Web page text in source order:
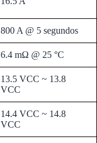
800 A @ 5 segundos
6.4 mΩ @ 25 °C
13.5 VCC ~ 13.8
VCC
14.4 VCC ~ 14.8
VCC